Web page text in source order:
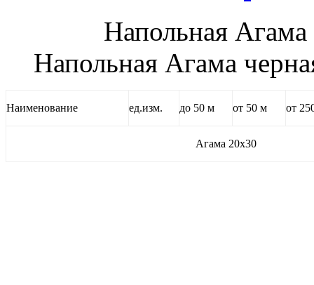
Напольная
Напольная Агама
Наименование ед.изм. до 50 м от 50 м от
Агама 20х30